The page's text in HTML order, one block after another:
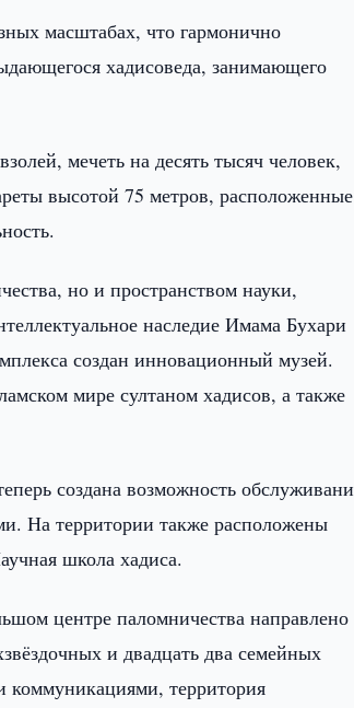
масштабах, что гармонично
хадисоведа, занимающего
мечеть на десять тысяч человек,
высотой 75 метров, расположенные
но и пространством науки,
наследие Имама Бухари
создан инновационный музей.
мире султаном хадисов, а также
создана возможность
На территории также расположены
школа хадиса.
центре паломничества направлено
и двадцать два семейных
коммуникациями, территория